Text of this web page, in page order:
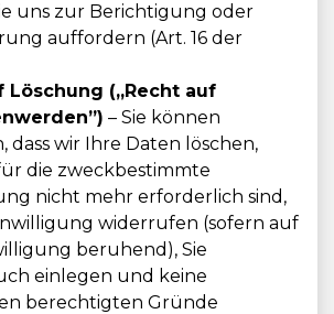
uns zur Berichtigung oder
auffordern (Art. 16 der
Löschung („Recht auf
– Sie können
dass wir Ihre Daten löschen,
die zweckbestimmte
nicht mehr erforderlich sind,
widerrufen (sofern auf
beruhend), Sie
einlegen und keine
berechtigten Gründe